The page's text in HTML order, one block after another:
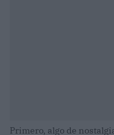
Primero, algo de